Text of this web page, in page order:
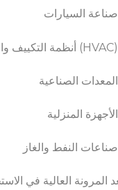
صناعة السيارات
أنظمة التكييف والتهوية (HVAC)
المعدات الصناعية
الأجهزة المنزلية
صناعات النفط والغاز